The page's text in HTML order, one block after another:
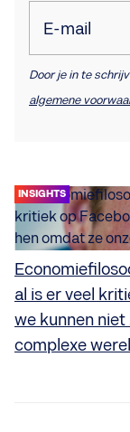
E-mail
Door je in te
algemene
INSIGHTS
al is er veel
we kunnen
complexe